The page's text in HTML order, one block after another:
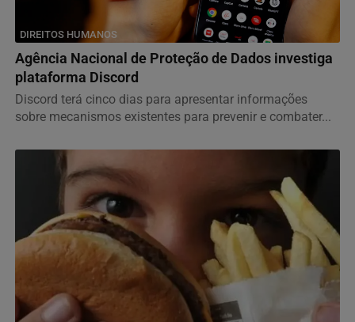
DIREITOS HUMANOS
Agência Nacional de Proteção de Dados investiga
plataforma Discord
Discord terá cinco dias para apresentar informações
sobre mecanismos existentes para prevenir e combater...